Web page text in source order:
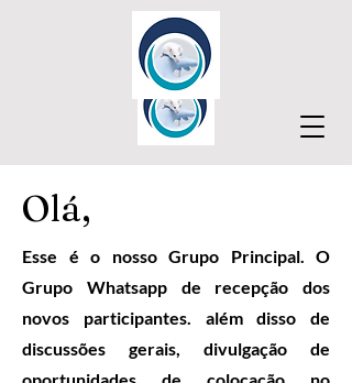
Olá,
Esse é o nosso Grupo Principal. O
Grupo Whatsapp de recepção dos
novos participantes. além disso de
discussões gerais, divulgação de